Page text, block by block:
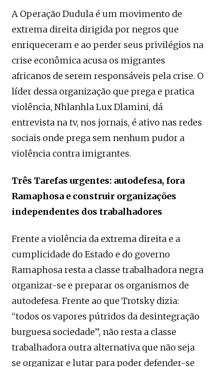
A Operação Dudula é um movimento de
extrema direita dirigida por negros que
enriqueceram e ao perder seus privilégios na
crise econômica acusa os migrantes
africanos de serem responsáveis pela crise. O
líder dessa organização que prega e pratica
violência, Nhlanhla Lux Dlamini, dá
entrevista na tv, nos jornais, é ativo nas redes
sociais onde prega sem nenhum pudor a
violência contra imigrantes.
Três Tarefas urgentes: autodefesa, fora
Ramaphosa e construir organizações
independentes dos trabalhadores
Frente a violência da extrema direita e a
cumplicidade do Estado e do governo
Ramaphosa resta a classe trabalhadora negra
organizar-se e preparar os organismos de
autodefesa. Frente ao que Trotsky dizia:
“todos os vapores pútridos da desintegração
burguesa sociedade”, não resta a classe
trabalhadora outra alternativa que não seja
se organizar e lutar para poder defender-se